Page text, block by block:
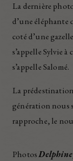
La dernière
d’une éléphante
coté d’une
s’appelle Sylvie
s’appelle Salomé.
La
génération nous
rapproche, le
Photos